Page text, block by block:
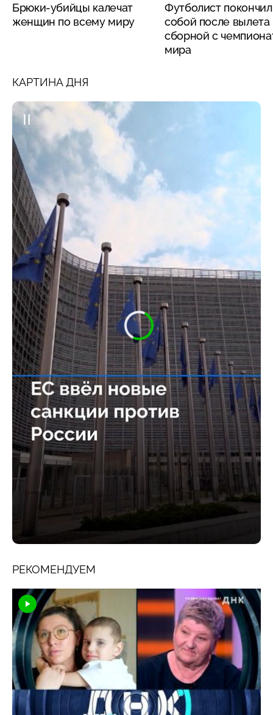
Брюки-убийцы калечат
женщин по всему миру
Футболист
собой после вылета
сборной с
мира
КАРТИНА ДНЯ
РЕКОМЕНДУЕМ